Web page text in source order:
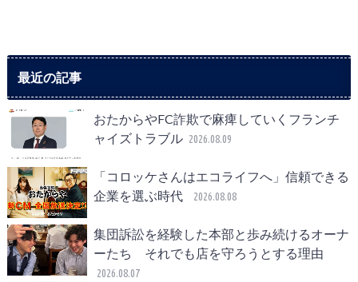
最近の記事
おたからやFC詐欺で麻痺していくフランチ
ャイズトラブル 2026.08.09
「コロッケさんはエコライフへ」信頼できる
企業を選ぶ時代
2026.08.08
集団訴訟を経験した本部と歩み続けるオーナ
ーたち それでも店を守ろうとする理由
2026.08.07